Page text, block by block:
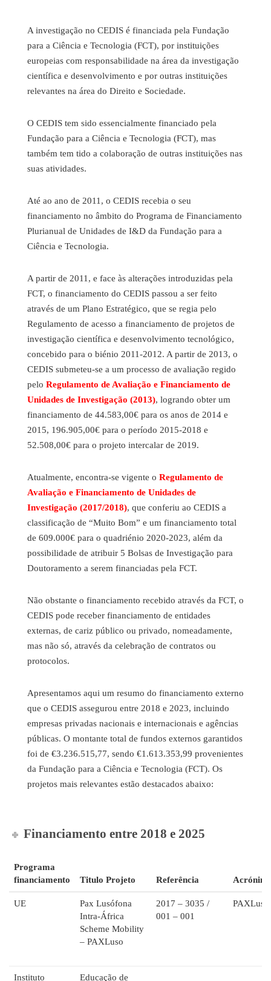
A investigação no CEDIS é financiada pela Fundação
para a Ciência e Tecnologia (FCT), por instituições
europeias com responsabilidade na área da investigação
científica e desenvolvimento e por outras instituições
relevantes na área do Direito e Sociedade.
O CEDIS tem sido essencialmente financiado pela
Fundação para a Ciência e Tecnologia (FCT), mas
também tem tido a colaboração de outras instituições nas
suas atividades.
Até ao ano de 2011, o CEDIS recebia o seu
financiamento no âmbito do Programa de Financiamento
Plurianual de Unidades de I&D da Fundação para a
Ciência e Tecnologia.
A partir de 2011, e face às alterações introduzidas pela
FCT, o financiamento do CEDIS passou a ser feito
através de um Plano Estratégico, que se regia pelo
Regulamento de acesso a financiamento de projetos de
investigação científica e desenvolvimento tecnológico,
concebido para o biénio 2011-2012. A partir de 2013, o
CEDIS submeteu-se a um processo de avaliação regido
pelo Regulamento de Avaliação e Financiamento de
Unidades de Investigação (2013), logrando obter um
financiamento de 44.583,00€ para os anos de 2014 e
2015, 196.905,00€ para o período 2015-2018 e
52.508,00€ para o projeto intercalar de 2019.
Atualmente, encontra-se vigente o Regulamento de
Avaliação e Financiamento de Unidades de
Investigação (2017/2018), que conferiu ao CEDIS a
classificação de “Muito Bom” e um financiamento total
de 609.000€ para o quadriénio 2020-2023, além da
possibilidade de atribuir 5 Bolsas de Investigação para
Doutoramento a serem financiadas pela FCT.
Não obstante o financiamento recebido através da FCT, o
CEDIS pode receber financiamento de entidades
externas, de cariz público ou privado, nomeadamente,
mas não só, através da celebração de contratos ou
protocolos.
Apresentamos aqui um resumo do financiamento externo
que o CEDIS assegurou entre 2018 e 2023, incluindo
empresas privadas nacionais e internacionais e agências
públicas. O montante total de fundos externos garantidos
foi de €3.236.515,77, sendo €1.613.353,99 provenientes
da Fundação para a Ciência e Tecnologia (FCT). Os
projetos mais relevantes estão destacados abaixo:
Financiamento entre 2018 e 2025
Programa
financiamento
Titulo Projeto Referência
UE
Pax Lusófona
Intra-África
Scheme Mobility
– PAXLuso
2017 – 3035 /
001 – 001
PAXLuso
Instituto Educação de